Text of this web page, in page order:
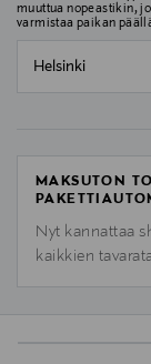
muuttua nopeastikin,
varmistaa paikan
Helsinki
MAKSUTON
Nyt kannattaa
kaikkien